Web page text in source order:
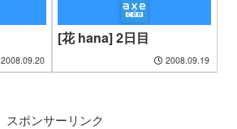
2008.09.20
[花 hana] 2日目
2008.09.19
スポンサーリンク